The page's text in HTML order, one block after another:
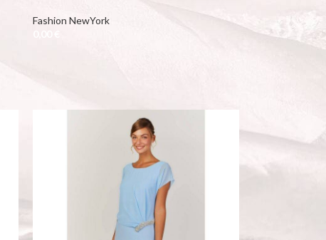
Fashion NewYork